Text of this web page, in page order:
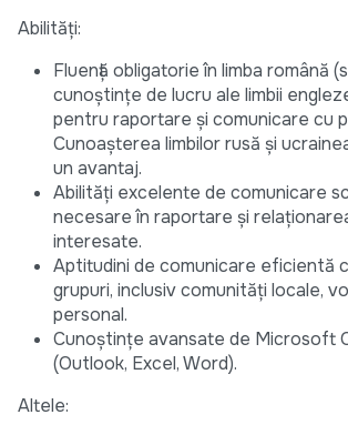
Abilități:
Fluență obligatorie în limba română
cunoștințe de lucru ale limbii
pentru raportare și comunicare cu
Cunoașterea limbilor rusă și
un avantaj.
Abilități excelente de comunicare
necesare în raportare și
interesate.
Aptitudini de comunicare eficientă
grupuri, inclusiv comunități locale,
personal.
Cunoștințe avansate de Microsoft
(Outlook, Excel, Word).
Altele: